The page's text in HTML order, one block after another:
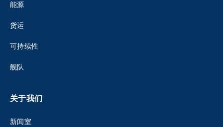
能源
货运
可持续性
舰队
关于我们
新闻室